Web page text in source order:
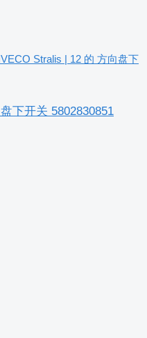
Stralis | 12 的 方向盘下
下开关 5802830851